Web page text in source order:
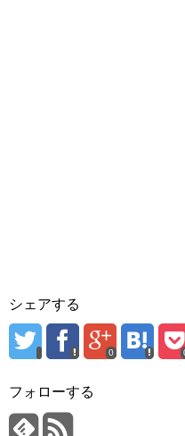
シェアする
0
フォローする